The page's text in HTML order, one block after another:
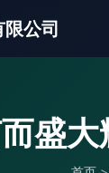
公司
盛